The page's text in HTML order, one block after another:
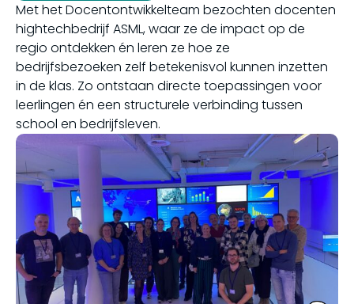
Met het Docentontwikkelteam bezochten docenten
hightechbedrijf ASML, waar ze de impact op de
regio ontdekken én leren ze hoe ze
bedrijfsbezoeken zelf betekenisvol kunnen inzetten
in de klas. Zo ontstaan directe toepassingen voor
leerlingen én een structurele verbinding tussen
school en bedrijfsleven.